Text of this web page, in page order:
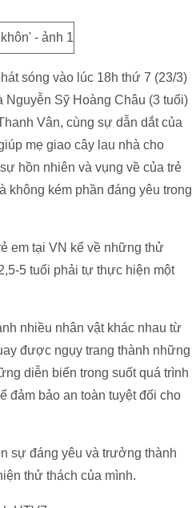
sóng vào lúc 18h thứ 7 (23/3)
Sỹ Hoàng Châu (3 tuổi)
Vân, cùng sự dẫn dắt của
mẹ giao cây lau nhà cho
hồn nhiên và vụng về của trẻ
không kém phần đáng yêu trong
em tại VN kể về những thử
5 tuổi phải tự thực hiện một
nhiều nhân vật khác nhau từ
được ngụy trang thành những
diễn biến trong suốt quá trình
đảm bảo an toàn tuyệt đối cho
sự đáng yêu và trưởng thành
thử thách của mình.